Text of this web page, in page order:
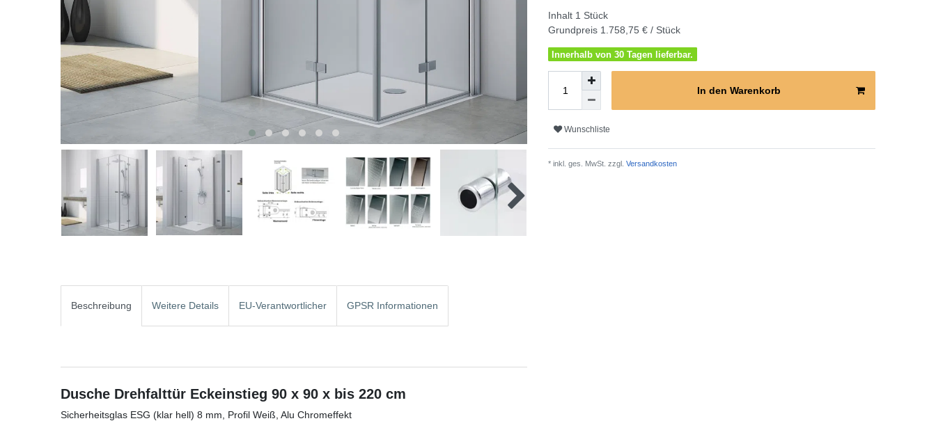
Inhalt 1 Stück
Grundpreis 1.758,75 € / Stück
Innerhalb von 30 Tagen lieferbar.
In den Warenkorb
Wunschliste
* inkl. ges. MwSt. zzgl. Versandkosten
Beschreibung Weitere Details EU-Verantwortlicher GPSR Informationen
Dusche Drehfalttür Eckeinstieg 90 x 90 x bis 220 cm
Sicherheitsglas ESG (klar hell) 8 mm, Profil Weiß, Alu Chromeffekt